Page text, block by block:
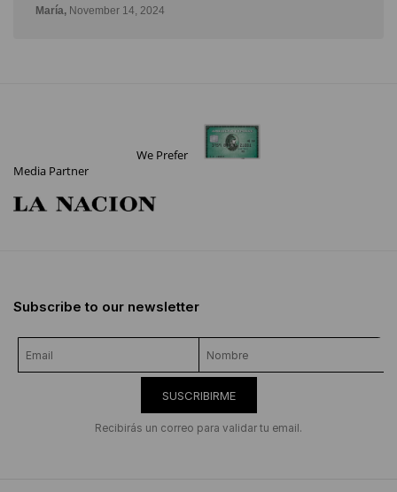
María, November 14, 2024
We Prefer
Media Partner
Subscribe to our newsletter
SUSCRIBIRME
Recibirás un correo para validar tu email.